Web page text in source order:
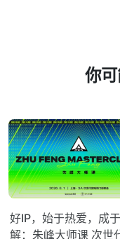
你
好IP，始于热爱，成
解：朱峰大师课 次世